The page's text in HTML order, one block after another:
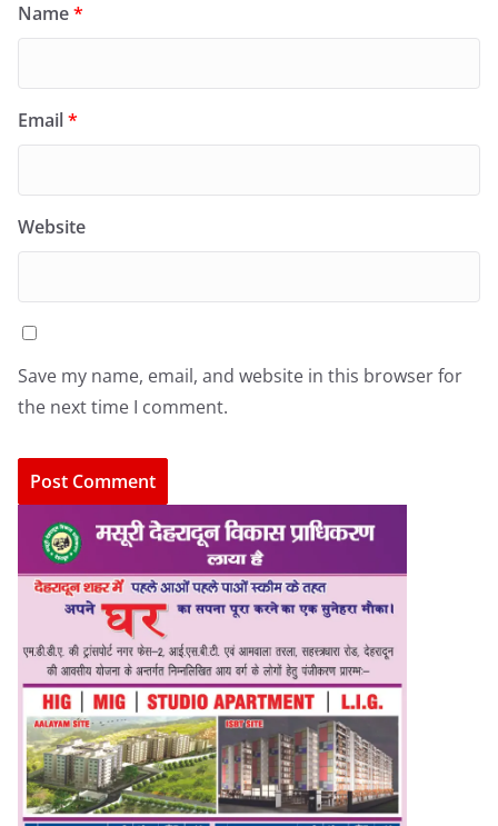
Name*
Email*
Website
Save my name, email, and website in this browser for
the next time I comment.